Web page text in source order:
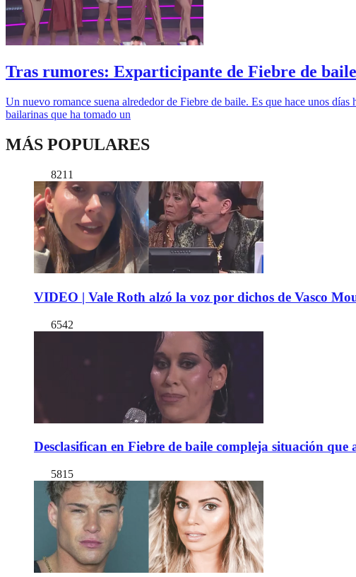
Tras rumores: Exparticipante de Fiebre de
Un nuevo romance suena alrededor de Fiebre de baile. Es que hace unos
bailarinas que ha tomado un
MÁS POPULARES
8211
VIDEO | Vale Roth alzó la voz por dichos de Vasco
6542
Desclasifican en Fiebre de baile compleja situación
5815